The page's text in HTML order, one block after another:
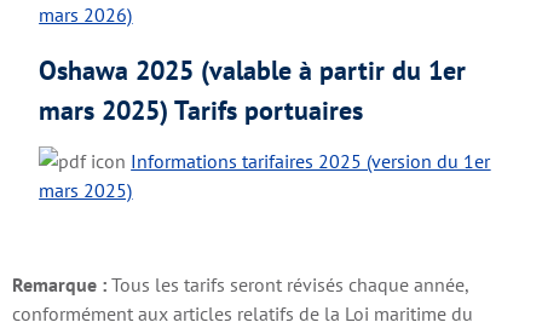
mars 2026)
Oshawa 2025 (valable à partir du 1er
mars 2025) Tarifs portuaires
Informations tarifaires 2025 (version du 1er
mars 2025)
Remarque : Tous les tarifs seront révisés chaque année,
conformément aux articles relatifs de la Loi maritime du